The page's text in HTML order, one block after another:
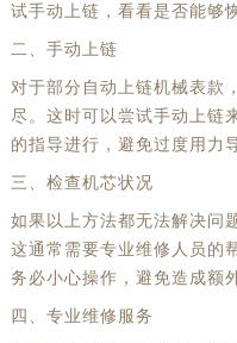
试手动上链，看看是否能够
二、手动上链
对于部分自动上链机械表款
尽。这时可以尝试手动上链
的指导进行，避免过度用力
三、检查机芯状况
如果以上方法都无法解决问
这通常需要专业维修人员的
务必小心操作，避免造成额
四、专业维修服务